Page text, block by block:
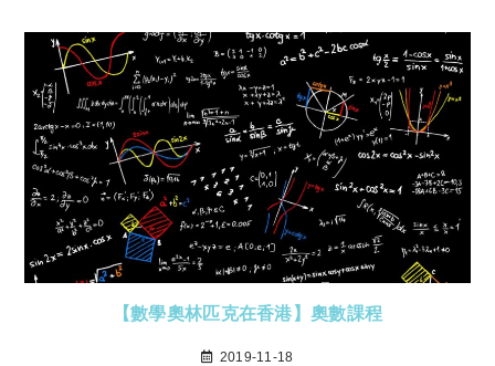
【數學奧林匹克在香港】奧數課程
2019-11-18